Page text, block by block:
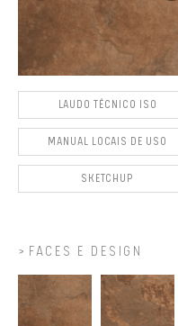
LAUDO TÉCNICO ISO
MANUAL LOCAIS DE USO
SKETCHUP
FACES E DESIGN